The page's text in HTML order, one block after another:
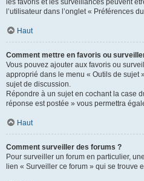
les favoris et les surveillances peuvent
l’utilisateur dans l’onglet « Préférences
Haut
Comment mettre en favoris ou
Vous pouvez ajouter aux favoris ou
approprié dans le menu « Outils de sujet
sujet de discussion.
Répondre à un sujet en cochant la case
réponse est postée » vous permettra
Haut
Comment surveiller des forums ?
Pour surveiller un forum en particulier,
lien « Surveiller ce forum » qui se trouve